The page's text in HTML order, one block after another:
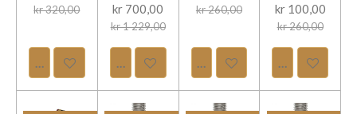
kr 320,00
Legg til handlevogn
kr 700,00
kr 1 229,00
Legg til handlevogn
kr 260,00
Legg til handlevogn
kr 100,00
kr 260,00
Legg til